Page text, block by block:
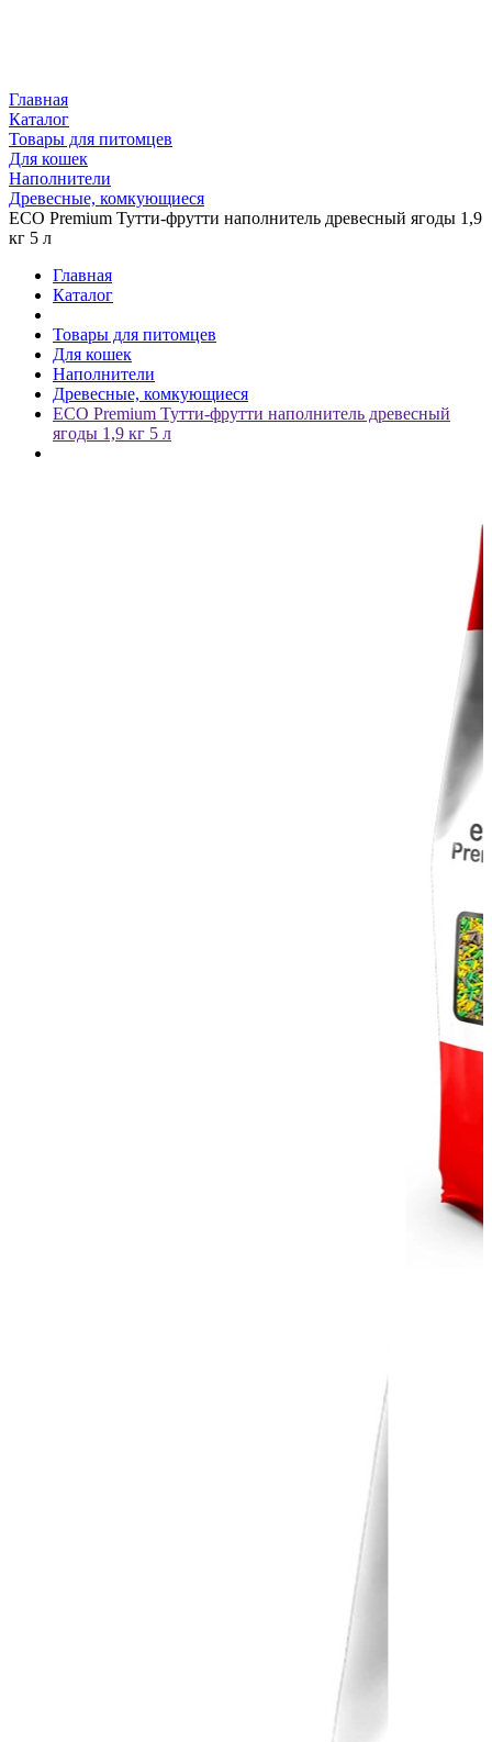
Главная
Каталог
Товары для питомцев
Для кошек
Наполнители
Древесные, комкующиеся
ECO Premium Тутти-фрутти наполнитель древесный ягоды 1,9
кг 5 л
Главная
Каталог
Товары для питомцев
Для кошек
Наполнители
Древесные, комкующиеся
ECO Premium Тутти-фрутти наполнитель древесный
ягоды 1,9 кг 5 л